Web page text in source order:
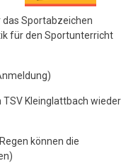
Sportabzeichen
für den Sportunterricht
Kleinglattbach wieder
können die